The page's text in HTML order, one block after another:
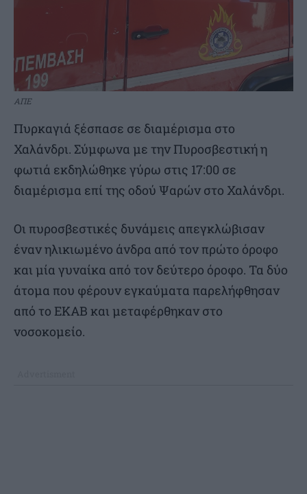
ΑΠΕ
Πυρκαγιά ξέσπασε σε διαμέρισμα στο
Χαλάνδρι. Σύμφωνα με την Πυροσβεστική η
φωτιά εκδηλώθηκε γύρω στις 17:00 σε
διαμέρισμα επί της οδού Ψαρών στο Χαλάνδρι.
Οι πυροσβεστικές δυνάμεις απεγκλώβισαν
έναν ηλικιωμένο άνδρα από τον πρώτο όροφο
και μία γυναίκα από τον δεύτερο όροφο. Τα δύο
άτομα που φέρουν εγκαύματα παρελήφθησαν
από το ΕΚΑΒ και μεταφέρθηκαν στο
νοσοκομείο.